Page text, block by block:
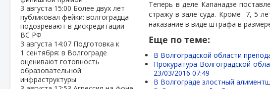
3 августа 15:00 Более двух лет
публиковал фейки: волгоградца
подозревают в дискредитации
ВС РФ
3 августа 14:07 Подготовка к
1 сентября: в Волгограде
оценивают готовность
образовательной
инфраструктуры
Теперь в деле Капанадзе
стражу в зале суда. Кроме
7, 5
наказание в виде штрафа в
Еще по теме:
В Волгоградской области
Прокуратура Волгоградской
23/03/2016 07:49
В Волгограде злостный